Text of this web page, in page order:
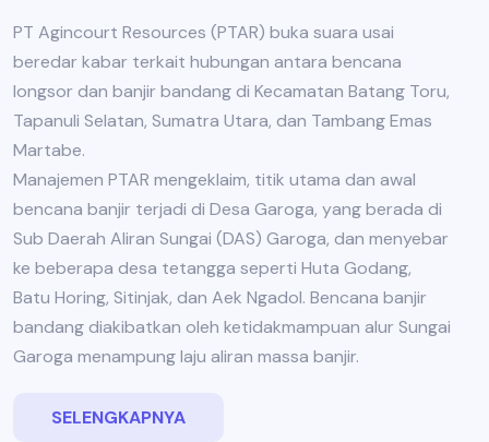
PT Agincourt Resources (PTAR) buka suara usai
beredar kabar terkait hubungan antara bencana
longsor dan banjir bandang di Kecamatan Batang Toru,
Tapanuli Selatan, Sumatra Utara, dan Tambang Emas
Martabe.
Manajemen PTAR mengeklaim, titik utama dan awal
bencana banjir terjadi di Desa Garoga, yang berada di
Sub Daerah Aliran Sungai (DAS) Garoga, dan menyebar
ke beberapa desa tetangga seperti Huta Godang,
Batu Horing, Sitinjak, dan Aek Ngadol. Bencana banjir
bandang diakibatkan oleh ketidakmampuan alur Sungai
Garoga menampung laju aliran massa banjir.
SELENGKAPNYA